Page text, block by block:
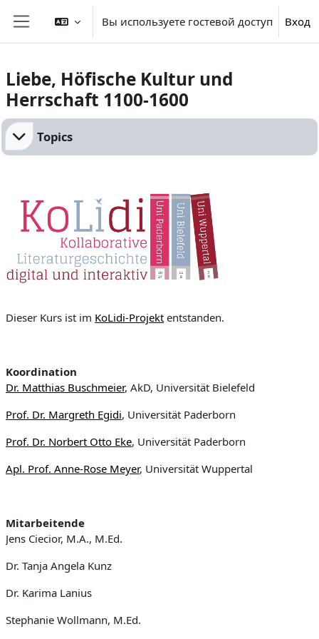
Перейти к основному содержанию
Боковая панель
Вы используете гостевой доступ Вход
Liebe, Höfische Kultur und
Herrschaft 1100-1600
Section outline
Topics
Dieser Kurs ist im KoLidi-Projekt entstanden.
Koordination
Dr. Matthias Buschmeier, AkD, Universität Bielefeld
Prof. Dr. Margreth Egidi, Universität Paderborn
Prof. Dr. Norbert Otto Eke, Universität Paderborn
Apl. Prof. Anne-Rose Meyer, Universität Wuppertal
Mitarbeitende
Jens Ciecior, M.A., M.Ed.
Dr. Tanja Angela Kunz
Dr. Karima Lanius
Stephanie Wollmann, M.Ed.